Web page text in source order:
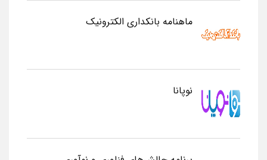
ماهنامه بانکداری الکترونیک
نوپانا